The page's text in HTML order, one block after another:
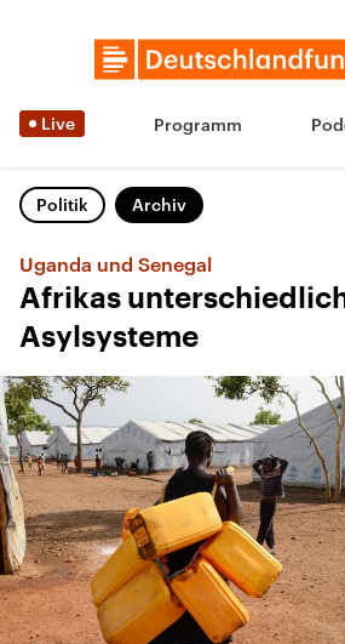
Live Programm
Politik Archiv
Uganda und Senegal
Afrikas
Asylsysteme